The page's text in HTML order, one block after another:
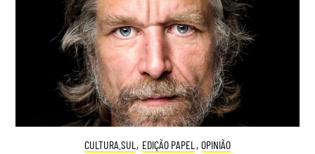
CULTURA.SUL , EDIÇÃO PAPEL , OPINIÃO